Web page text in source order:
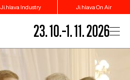
Ji.hlava Industry Ji.hlava On Air
23. 10.–1. 11. 2026